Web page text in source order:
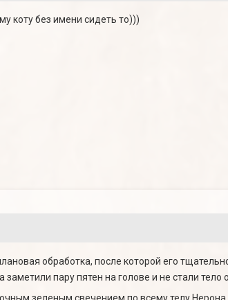
коту без имени сидеть то)))
обработка, после которой его
заметили пару пятен на голове и не стали